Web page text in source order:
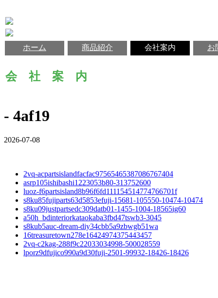
ホーム 商品紹介 会社案内 お
会 社 案 内
- 4af19
2026-07-08
2vq-acpartsislandfacfac97565465387086767404
asrp105ishibashi1223053b80-313752600
luoz-f6partsisland8b96f6fd111154514774766701f
s8ku85fujiparts63d5853efuji-15681-105550-10474-10474
s8ku09justpartsedc309datb01-1455-1004-18565ig60
a50h_bdinteriorkataokaba3fbd47tswb3-3045
s8kub5auc-dream-diy34cbb5a9zbwgb51wa
16treasuretown278e16424974375443457
2vq-c2kag-288f9c22033034998-500028559
lporz9dfujico990a9d30fuji-2501-99932-18426-18426